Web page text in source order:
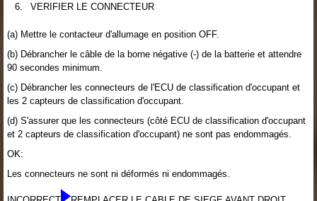
6. VERIFIER LE CONNECTEUR
(a) Mettre le contacteur d'allumage en position OFF.
(b) Débrancher le câble de la borne négative (-) de la batterie et attendre
90 secondes minimum.
(c) Débrancher les connecteurs de l'ECU de classification d'occupant et
les 2 capteurs de classification d'occupant.
(d) S'assurer que les connecteurs (côté ECU de classification d'occupant
et 2 capteurs de classification d'occupant) ne sont pas endommagés.
OK:
Les connecteurs ne sont ni déformés ni endommagés.